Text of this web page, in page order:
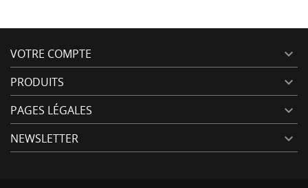
VOTRE COMPTE 
PRODUITS 
PAGES LÉGALES 
NEWSLETTER 